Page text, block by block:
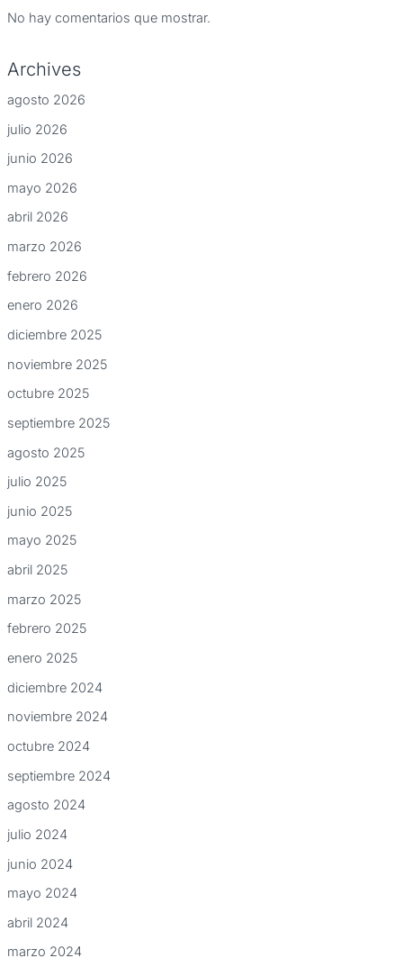
No hay comentarios que mostrar.
Archives
agosto 2026
julio 2026
junio 2026
mayo 2026
abril 2026
marzo 2026
febrero 2026
enero 2026
diciembre 2025
noviembre 2025
octubre 2025
septiembre 2025
agosto 2025
julio 2025
junio 2025
mayo 2025
abril 2025
marzo 2025
febrero 2025
enero 2025
diciembre 2024
noviembre 2024
octubre 2024
septiembre 2024
agosto 2024
julio 2024
junio 2024
mayo 2024
abril 2024
marzo 2024